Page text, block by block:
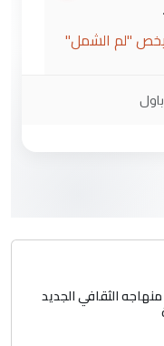
يخص "لم الشمل"
لانضمام
4
متزوج و
منهاجه الثقافي الجديد